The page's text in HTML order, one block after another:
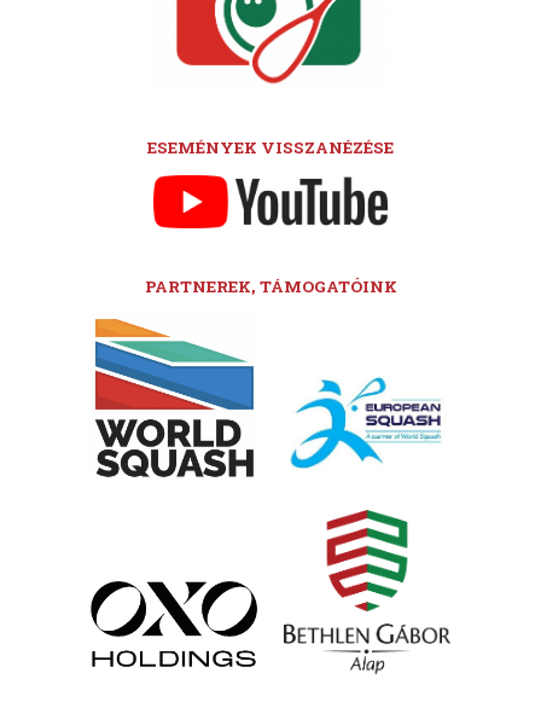
ESEMÉNYEK VISSZANÉZÉSE
PARTNEREK, TÁMOGATÓINK